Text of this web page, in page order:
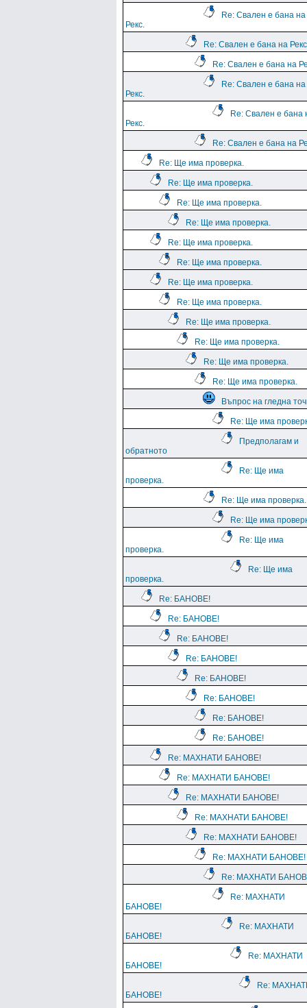
Re: Свален е бана на
Рекс.
Re: Свален е бана на
Re: Свален е бана на
Re: Свален е бана на
Рекс.
Re: Свален е бана
Рекс.
Re: Свален е бана на
Re: Ще има проверка.
Re: Ще има проверка.
Re: Ще има проверка.
Re: Ще има проверка.
Re: Ще има проверка.
Re: Ще има проверка.
Re: Ще има проверка.
Re: Ще има проверка.
Re: Ще има проверка.
Re: Ще има проверка.
Re: Ще има проверка.
Re: Ще има проверка.
Въпрос на гледна
Re: Ще има
Предполагам и
обратното
Re: Ще има
проверка.
Re: Ще има проверка.
Re: Ще има
Re: Ще има
проверка.
Re: Ще има
проверка.
Re: БАНОВЕ!
Re: БАНОВЕ!
Re: БАНОВЕ!
Re: БАНОВЕ!
Re: БАНОВЕ!
Re: БАНОВЕ!
Re: БАНОВЕ!
Re: БАНОВЕ!
Re: МАХНАТИ БАНОВЕ!
Re: МАХНАТИ БАНОВЕ!
Re: МАХНАТИ БАНОВЕ!
Re: МАХНАТИ БАНОВЕ!
Re: МАХНАТИ БАНОВЕ!
Re: МАХНАТИ БАНОВЕ!
Re: МАХНАТИ
Re: МАХНАТИ
БАНОВЕ!
Re: МАХНАТИ
БАНОВЕ!
Re: МАХНАТИ
БАНОВЕ!
Re:
БАНОВЕ!